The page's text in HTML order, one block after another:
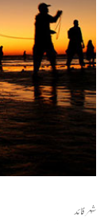
شہر قائد